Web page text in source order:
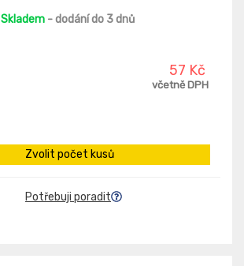
Skladem - dodání do 3 dnů
57 Kč
včetně DPH
Zvolit počet kusů
Potřebuji poradit